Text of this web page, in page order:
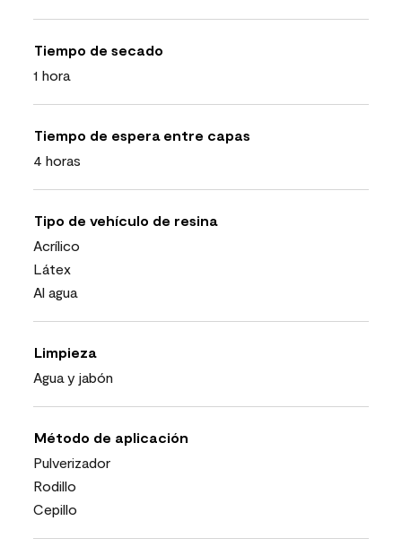
Tiempo de secado
1 hora
Tiempo de espera entre capas
4 horas
Tipo de vehículo de resina
Acrílico
Látex
Al agua
Limpieza
Agua y jabón
Método de aplicación
Pulverizador
Rodillo
Cepillo